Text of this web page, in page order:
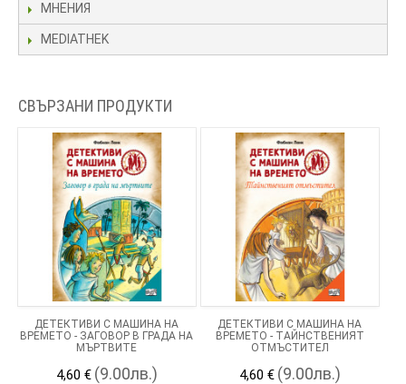
МНЕНИЯ
MEDIATHEK
СВЪРЗАНИ ПРОДУКТИ
ДЕТЕКТИВИ С МАШИНА НА
ВРЕМЕТО - ЗАГОВОР В ГРАДА НА
МЪРТВИТЕ
4,60 € (9.00лв.)
ДЕТЕКТИВИ С МАШИНА НА
ВРЕМЕТО - ТАЙНСТВЕНИЯТ
ОТМЪСТИТЕЛ
4,60 € (9.00лв.)